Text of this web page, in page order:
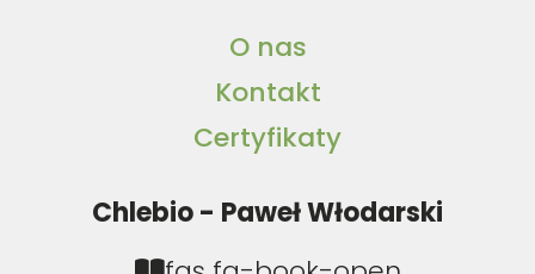
O nas
Kontakt
Certyfikaty
Chlebio - Paweł Włodarski